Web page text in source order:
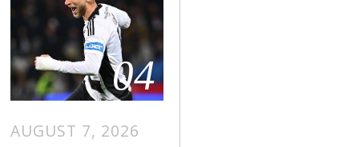
04
AUGUST 7, 2026